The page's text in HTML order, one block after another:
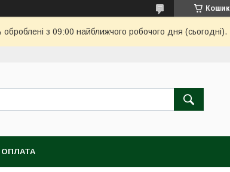
Кошик
з 09:00 найближчого робочого дня (сьогодні).